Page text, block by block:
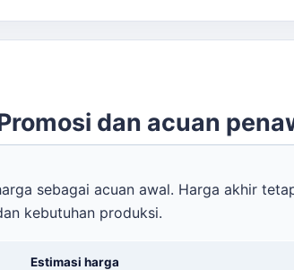
dan acuan
sebagai acuan awal. Harga akhir
kebutuhan produksi.
Estimasi harga